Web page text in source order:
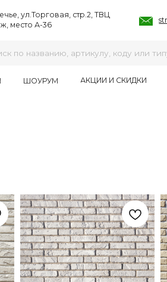
стр.2, ТВЦ
str-basset@mail.ru